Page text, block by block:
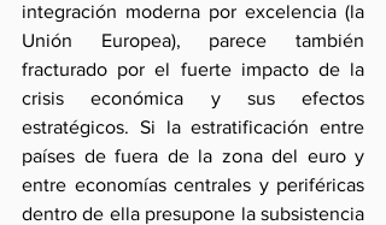
integración moderna por excelencia (la
Unión Europea), parece también
fracturado por el fuerte impacto de la
crisis económica y sus efectos
estratégicos. Si la estratificación entre
países de fuera de la zona del euro y
entre economías centrales y periféricas
dentro de ella presupone la subsistencia